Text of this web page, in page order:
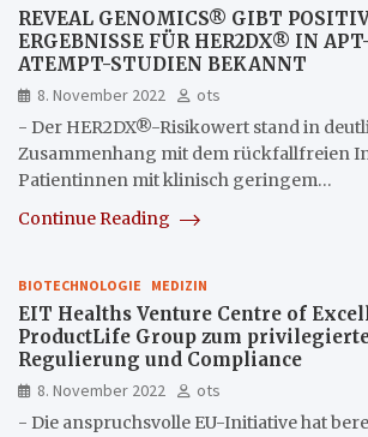
REVEAL GENOMICS® GIBT
ERGEBNISSE FÜR HER2DX® IN
ATEMPT-STUDIEN BEKANNT
8. November 2022
ots
- Der HER2DX®-Risikowert stand in
Zusammenhang mit dem rückfallfreien
Patientinnen mit klinisch geringem…
Continue Reading
BIOTECHNOLOGIE MEDIZIN
EIT Healths Venture Centre of
ProductLife Group zum
Regulierung und Compliance
8. November 2022
ots
- Die anspruchsvolle EU-Initiative hat